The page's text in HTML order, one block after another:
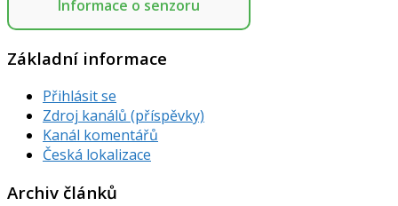
Informace o senzoru
Základní informace
Přihlásit se
Zdroj kanálů (příspěvky)
Kanál komentářů
Česká lokalizace
Archiv článků